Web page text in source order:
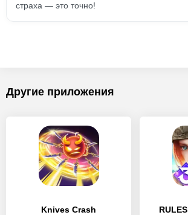
страха — это точно!
Другие приложения
Knives Crash